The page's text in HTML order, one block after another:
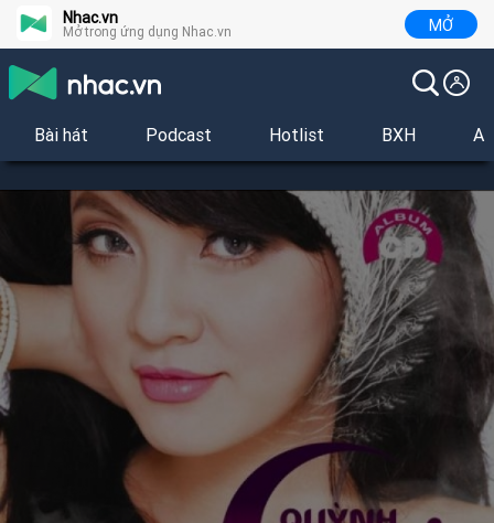
Nhac.vn
Mở trong ứng dụng Nhac.vn MỞ
Bài hát Podcast Hotlist BXH